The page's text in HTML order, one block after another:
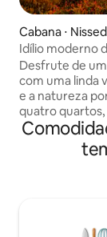
Cabana ⋅
Idílio moderno
vista mágica
Desfrute de
com uma linda
e a natureza
quatro
sauna, uma
família e os amigos. Comece o
café no
noite em um